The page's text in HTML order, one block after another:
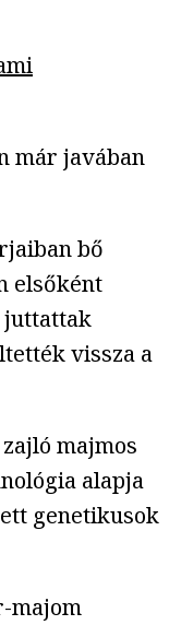
már javában
bő
elsőként
juttattak
vissza a
majmos
alapja
genetikusok
majom